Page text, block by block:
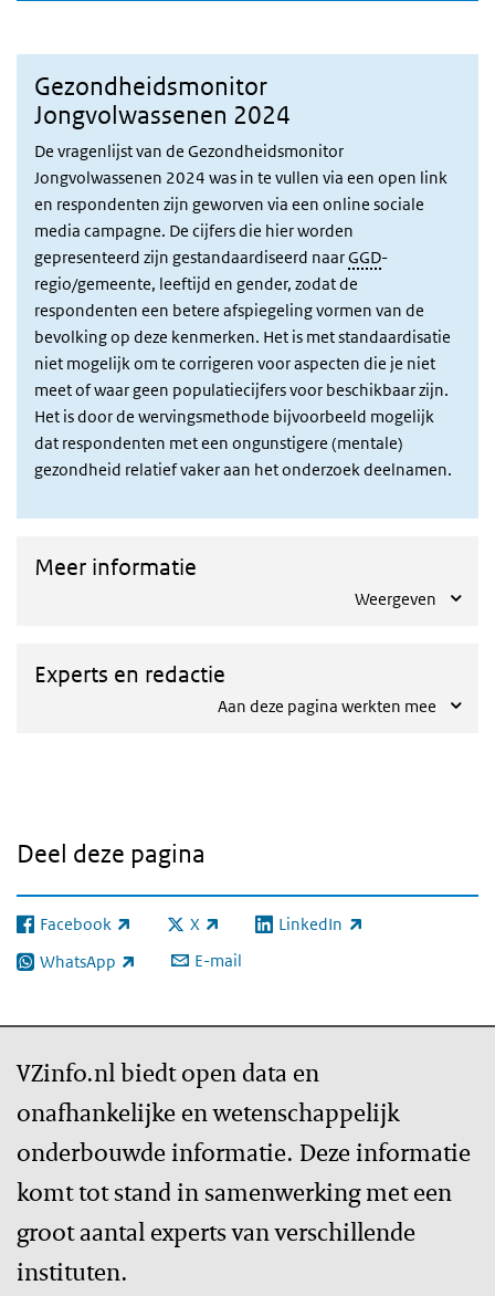
Gezondheidsmonitor
Jongvolwassenen 2024
De vragenlijst van de Gezondheidsmonitor
Jongvolwassenen 2024 was in te vullen via een open link
en respondenten zijn geworven via een online sociale
media campagne. De cijfers die hier worden
gepresenteerd zijn gestandaardiseerd naarGGD-
regio/gemeente, leeftijd en gender, zodat de
respondenten een betere afspiegeling vormen van de
bevolking op deze kenmerken. Het is met standaardisatie
niet mogelijk om te corrigeren voor aspecten die je niet
meet of waar geen populatiecijfers voor beschikbaar zijn.
Het is door de wervingsmethode bijvoorbeeld mogelijk
dat respondenten met een ongunstigere (mentale)
gezondheid relatief vaker aan het onderzoek deelnamen.
Meer informatie
Weergeven
Experts en redactie
Aan deze pagina werkten mee
Deel deze pagina
Facebook
(externe link) X
(externe link) LinkedIn
(externe link)
WhatsApp
(externe link) E-mail
VZinfo.nl biedt open data en
onafhankelijke en wetenschappelijk
onderbouwde informatie. Deze informatie
komt tot stand in samenwerking met een
groot aantal experts van verschillende
instituten.